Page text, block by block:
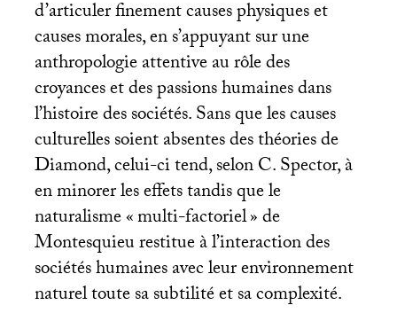
d’articuler finement causes physiques et
causes morales, en s’appuyant sur une
anthropologie attentive au rôle des
croyances et des passions humaines dans
l’histoire des sociétés. Sans que les causes
culturelles soient absentes des théories de
Diamond, celui-ci tend, selon C. Spector, à
en minorer les effets tandis que le
naturalisme «multi-factoriel» de
Montesquieu restitue à l’interaction des
sociétés humaines avec leur environnement
naturel toute sa subtilité et sa complexité.